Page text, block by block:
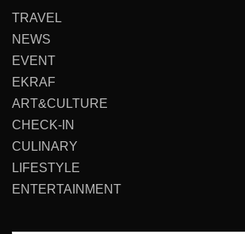
TRAVEL
NEWS
EVENT
EKRAF
ART&CULTURE
CHECK-IN
CULINARY
LIFESTYLE
ENTERTAINMENT